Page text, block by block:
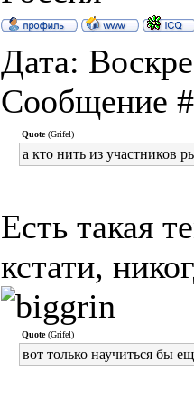
Дата:
Сообщение
Quote(Grifel)
а кто нить из участников
Есть такая
кстати,
Quote(Grifel)
вот только научиться бы